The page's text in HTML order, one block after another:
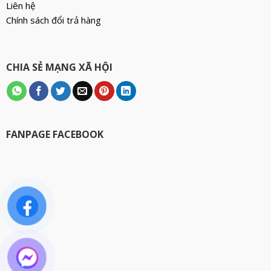
70gsm. Sản xuất tại : Thái
Liên hệ
Chính sách đổi trả hàng
CHIA SẺ MẠNG XÃ HỘI
FANPAGE FACEBOOK